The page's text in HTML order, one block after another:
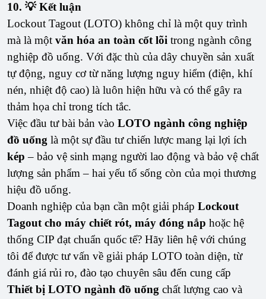
10. 💡 Kết luận
Lockout Tagout (LOTO) không chỉ là một quy trình
mà là một văn hóa an toàn cốt lõi trong ngành công
nghiệp đồ uống. Với đặc thù của dây chuyền sản xuất
tự động, nguy cơ từ năng lượng nguy hiểm (điện, khí
nén, nhiệt độ cao) là luôn hiện hữu và có thể gây ra
thảm họa chỉ trong tích tắc.
Việc đầu tư bài bản vào LOTO ngành công nghiệp
đồ uống là một sự đầu tư chiến lược mang lại lợi ích
kép – bảo vệ sinh mạng người lao động và bảo vệ chất
lượng sản phẩm – hai yếu tố sống còn của mọi thương
hiệu đồ uống.
Doanh nghiệp của bạn cần một giải pháp Lockout
Tagout cho máy chiết rót, máy đóng nắp hoặc hệ
thống CIP đạt chuẩn quốc tế? Hãy liên hệ với chúng
tôi để được tư vấn về giải pháp LOTO toàn diện, từ
đánh giá rủi ro, đào tạo chuyên sâu đến cung cấp
Thiết bị LOTO ngành đồ uống chất lượng cao và